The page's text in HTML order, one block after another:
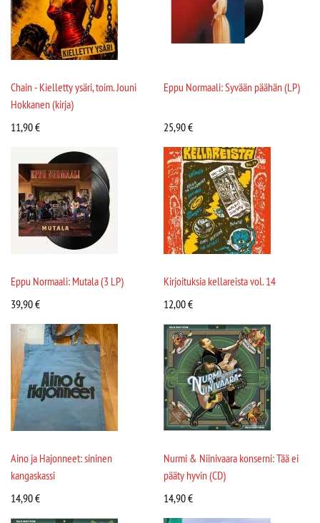
Chain - Kielletty ysäri, toim. Jouni
Hokkanen (kirja)
11,90€
Eppu Normaali: Syvään päähän (LP)
25,90€
Eppu Normaali: Mutala (3 LP)
39,90€
Kirjoituksia kellareista vol. 14
12,00€
Aino ja Hajonneet: sininen
kangaskassi
14,90€
Nurmi & Niinivaara konserni: Tää ei
pääty hyvin (CD)
14,90€